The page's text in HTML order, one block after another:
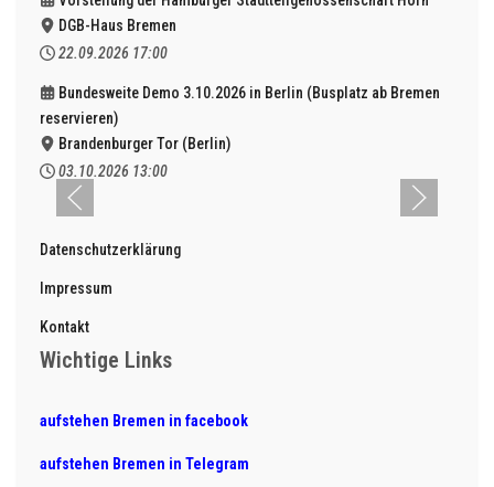
DGB-Haus Bremen
22.09.2026 17:00
Bundesweite Demo 3.10.2026 in Berlin (Busplatz ab Bremen
reservieren)
Brandenburger Tor (Berlin)
03.10.2026 13:00
Datenschutzerklärung
Impressum
Kontakt
Wichtige Links
aufstehen Bremen in facebook
aufstehen Bremen in Telegram